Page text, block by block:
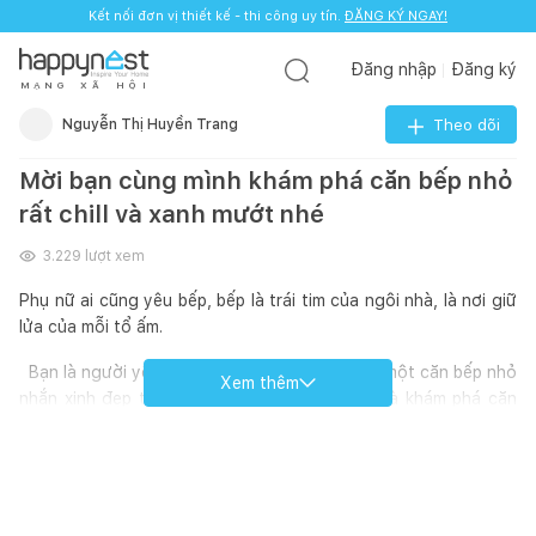
Kết nối đơn vị thiết kế - thi công uy tín. ĐĂNG KÝ NGAY!
M Ạ N G X Ã H Ộ I
Đăng nhập Đăng ký
Nguyễn Thị Huyền Trang Theo dõi
Mời bạn cùng mình khám phá căn bếp nhỏ
rất chill và xanh mướt nhé
3.229 lượt xem
Phụ nữ ai cũng yêu bếp, bếp là trái tim của ngôi nhà, là nơi giữ
lửa của mỗi tổ ấm.
Bạn là người yêu cây cối, yêu hoa, yêu thích một căn bếp nhỏ
nhắn xinh đẹp thì hãy cùng mình nhìn ngắm và khám phá căn
Xem thêm